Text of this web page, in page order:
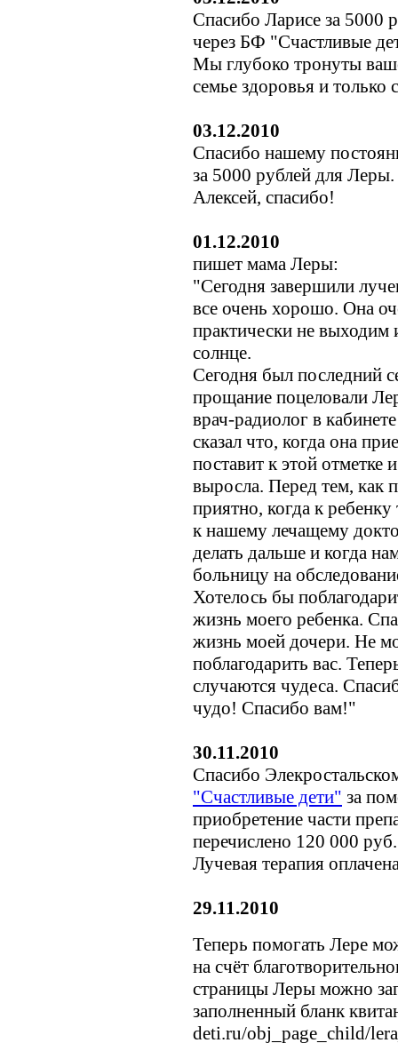
Спасибо Ларисе за 5000
через БФ "Счастливые
Мы глубоко тронуты
семье здоровья и
03.12.2010
Спасибо нашему
за 5000 рублей для Леры.
Алексей, спасибо!
01.12.2010
пишет мама Леры:
"Сегодня завершили
все очень хорошо. Она
практически не выходим
солнце.
Сегодня был последний
прощание поцеловали
врач-радиолог в
сказал что, когда она
поставит к этой отметке
выросла. Перед тем, как
приятно, когда к
к нашему лечащему
делать дальше и когда
больницу на
Хотелось бы
жизнь моего ребенка.
жизнь моей дочери. Не
поблагодарить вас.
случаются чудеса.
чудо! Спасибо вам!"
30.11.2010
Спасибо
"Счастливые дети" за
приобретение части
перечислено 120 000 руб.
Лучевая терапия
29.11.2010
Теперь помогать Лере
на счёт
страницы Леры можно
заполненный бланк
deti.ru/obj_page_child/